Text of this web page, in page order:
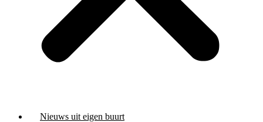
Nieuws uit eigen buurt